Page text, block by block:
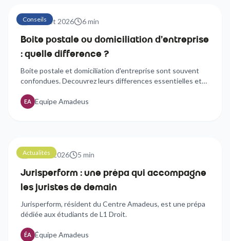
Conseils
24 juillet 2026 6min
Boite postale ou domiciliation d'entreprise
: quelle difference ?
Boite postale et domiciliation d'entreprise sont souvent
confondues. Decouvrez leurs differences essentielles et
EA Equipe Amadeus
Actualités
21 avril 2026 5 min
Jurisperform : une prépa qui accompagne
les juristes de demain
Jurisperform, résident du Centre Amadeus, est une prépa
dédiée aux étudiants de L1 Droit.
ÉA Équipe Amadeus